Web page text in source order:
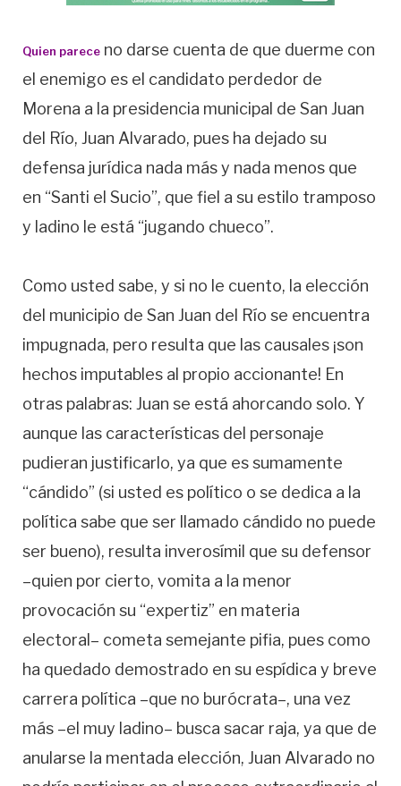
Quien parece no darse cuenta de que duerme con
el enemigo es el candidato perdedor de
Morena a la presidencia municipal de San Juan
del Río, Juan Alvarado, pues ha dejado su
defensa jurídica nada más y nada menos que
en “Santi el Sucio”, que fiel a su estilo tramposo
y ladino le está “jugando chueco”.
Como usted sabe, y si no le cuento, la elección
del municipio de San Juan del Río se encuentra
impugnada, pero resulta que las causales ¡son
hechos imputables al propio accionante! En
otras palabras: Juan se está ahorcando solo. Y
aunque las características del personaje
pudieran justificarlo, ya que es sumamente
“cándido” (si usted es político o se dedica a la
política sabe que ser llamado cándido no puede
ser bueno), resulta inverosímil que su defensor
–quien por cierto, vomita a la menor
provocación su “expertiz” en materia
electoral– cometa semejante pifia, pues como
ha quedado demostrado en su espídica y breve
carrera política –que no burócrata–, una vez
más –el muy ladino– busca sacar raja, ya que de
anularse la mentada elección, Juan Alvarado no